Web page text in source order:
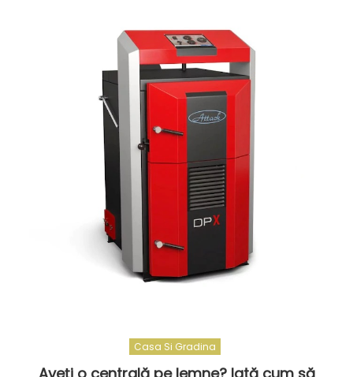
pe
lemne
și
ce
trebuie
să
de
a
achiziționa
una
Casa Si Gradina